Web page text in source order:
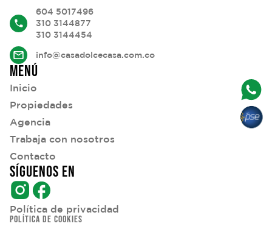
604 5017496
310 3144877
310 3144454
info@casadolcecasa.com.co
MENÚ
Inicio
Propiedades
Agencia
Trabaja con nosotros
Contacto
SÍGUENOS EN
Política de privacidad
POLÍTICA DE COOKIES